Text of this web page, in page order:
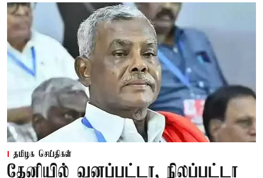
தமிழக செய்திகள்
தேனியில் வனப்பட்டா, நிலப்பட்டா